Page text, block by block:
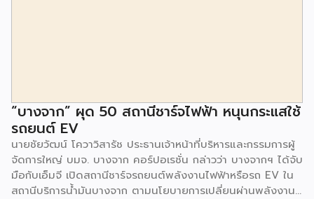
“บางจาก” ผุด 50 สถานีชาร์จไฟฟ้า หนุนกระแสใช้
รถยนต์ EV
นายชัยวัฒน์ โควาวิสารัช ประธานเจ้าหน้าที่บริหารและกรรมการผู้
จัดการใหญ่ บมจ. บางจาก คอร์ปอเรชั่น กล่าวว่า บางจากฯ ได้จับ
มือกับเอ็มจี เปิดสถานีชาร์จรถยนต์พลังงานไฟฟ้าหรือรถ EV ใน
สถานีบริการน้ำมันบางจาก ตามนโยบายการเปลี่ยนผ่านพลังงาน